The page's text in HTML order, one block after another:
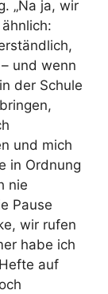
„Na ja, wir
und wenn
der Schule
und mich
in Ordnung
nie
Pause
wir rufen
habe ich
auf